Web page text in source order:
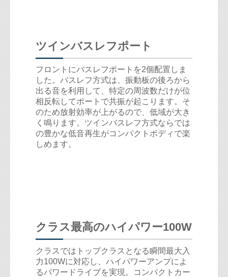
ツインバスレフポート
フロントにバスレフポートを2個配置しま
した。バスレフ方式は、振動板の後ろから
出る音を利用して、特定の周波数だけが位
相反転してポートで共振が起こります。そ
のため放射効率が上がるので、低域が大き
く鳴ります。ツインバスレフ方式ならでは
の豊かな低音再生がコンパクトボディで楽
しめます。
クラス最高のハイパワー100W
クラスではトップクラスとなる瞬間最大入
力100Wに対応し、ハイパワーアンプによ
るパワードライブを実現。コンパクトカー